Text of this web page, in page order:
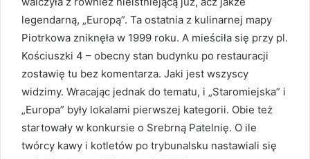
legendarną, „Europą”. Ta ostatnia z kulinarnej mapy
Piotrkowa zniknęła w 1999 roku. A mieściła się przy pl.
Kościuszki 4 – obecny stan budynku po restauracji
zostawię tu bez komentarza. Jaki jest wszyscy
widzimy. Wracając jednak do tematu, i „Staromiejska” i
„Europa” były lokalami pierwszej kategorii. Obie też
startowały w konkursie o Srebrną Patelnię. O ile
twórcy kawy i kotletów po trybunalsku nastawiali się